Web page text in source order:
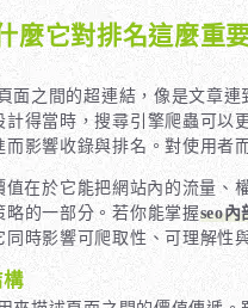
麼它對排名這麼重
面之間的超連結，像是文章
得當時，搜尋引擎爬蟲可
影響收錄與排名。對使用
值在於它能把網站內的流量、
的一部分。若你能掌握seo內
時影響可爬取性、可理解性